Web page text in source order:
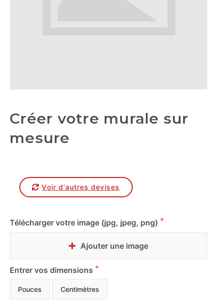
Créer votre murale sur
mesure
Voir d'autres devises
Télécharger votre image (jpg, jpeg, png)
Ajouter une image
Entrer vos dimensions
Pouces Centimètres